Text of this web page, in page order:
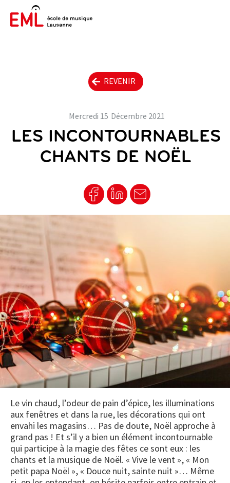
REVENIR
Mercredi 15 Décembre 2021
LES INCONTOURNABLES
CHANTS DE NOËL
Le vin chaud, l’odeur de pain d’épice, les illuminations
aux fenêtres et dans la rue, les décorations qui ont
envahi les magasins… Pas de doute, Noël approche à
grand pas ! Et s’il y a bien un élément incontournable
qui participe à la magie des fêtes ce sont eux : les
chants et la musique de Noël. « Vive le vent », « Mon
petit papa Noël », « Douce nuit, sainte nuit »… Même